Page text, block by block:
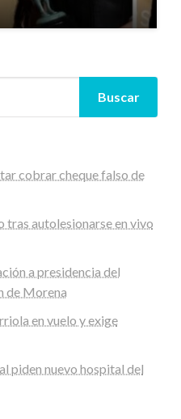
Buscar
cobrar cheque falso de
autolesionarse en vivo
a presidencia del
de Morena
en vuelo y exige
piden nuevo hospital del